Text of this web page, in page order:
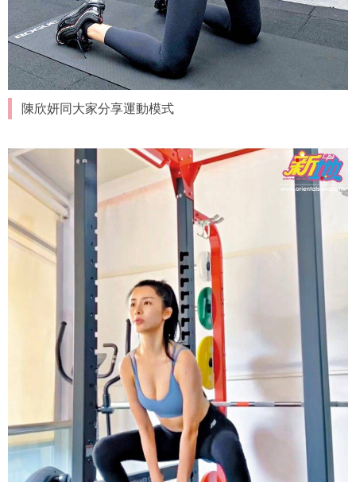
陳欣妍同大家分享運動模式